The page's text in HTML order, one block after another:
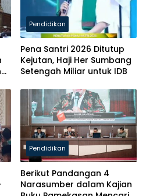
Pendidikan
Pena Santri 2026 Ditutup
Kejutan, Haji Her Sumbang
Setengah Miliar untuk IDB
Pendidikan
Berikut Pandangan 4
Narasumber dalam Kajian